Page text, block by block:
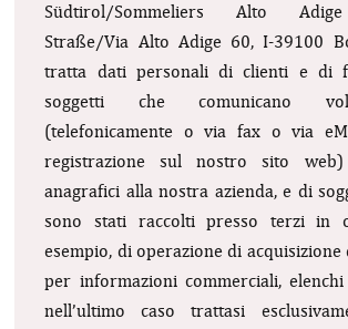
Südtirol/Sommeliers Alto
Straße/Via Alto Adige 60, I-39100
tratta dati personali di clienti e di
soggetti che comunicano
(telefonicamente o via fax o via
registrazione sul nostro sito
anagrafici alla nostra azienda, e di
sono stati raccolti presso terzi in
esempio, di operazione di
per informazioni commerciali,
nell’ultimo caso trattasi